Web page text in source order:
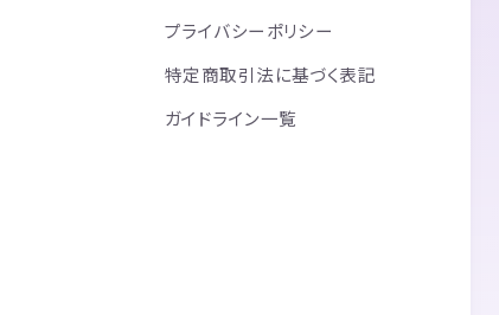
プライバシーポリシー
特定商取引法に基づく表記
ガイドライン一覧